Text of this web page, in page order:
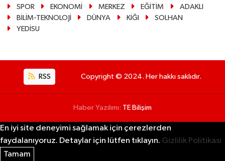
SPOR
EKONOMİ MERKEZ EĞİTİM
ADAKLI
BİLİM-TEKNOLOJİ
DÜNYA KİĞI
SOLHAN
YEDİSU
RSS Copyright © 2024. Her hakkı saklıdır.
Haber Yazılımı: TE Bilişim
En iyi site deneyimi sağlamak için çerezlerden
faydalanıyoruz. Detaylar için lütfen tıklayın. Gizlilik Politikası
Tamam